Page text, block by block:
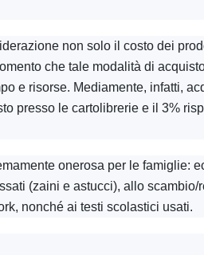
non solo il costo dei
che tale modalità di
e risorse. Mediamente, infatti,
presso le cartolibrerie e il 3%
onerosa per le famiglie:
(zaini e astucci), allo scambio/
nonché ai testi scolastici usati.